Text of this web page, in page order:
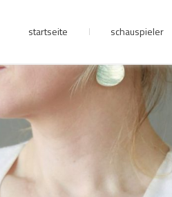
junge riege
kontakt
startseite schauspieler